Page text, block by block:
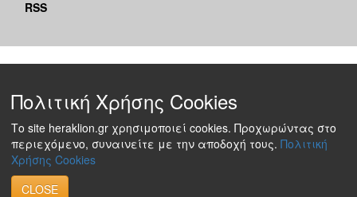
RSS
Πολιτική Χρήσης Cookies
Το site heraklion.gr χρησιμοποιεί cookies. Προχωρώντας στο
περιεχόμενο, συναινείτε με την αποδοχή τους. Πολιτική
Χρήσης Cookies
CLOSE